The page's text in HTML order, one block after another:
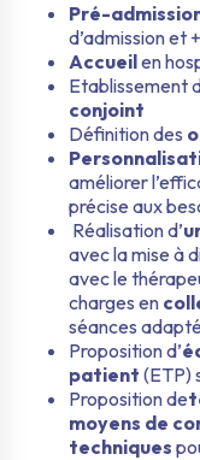
Pré-
d’admission et
Accueilen
Etablissement
conjoint
Définition des
améliorer
précise aux
Réalisation d’
avec la mise à
avec le
charges en
séances
Proposition d’
patient (ETP)
Proposition de
moyens de
techniques